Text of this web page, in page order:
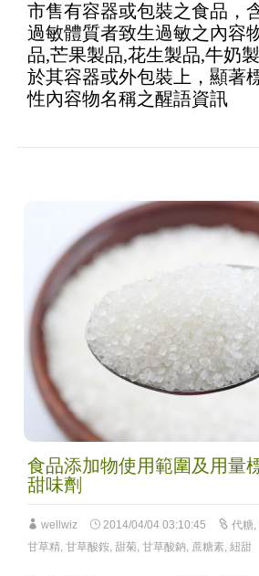
市售有容器或包裝之食品，
過敏體質者致生過敏之內容
品,芒果製品,花生製品,牛奶
於其容器或外包裝上，顯著
性內容物名稱之醒語資訊
食品添加物使用範圍及用量
甜味劑
wellwiz 2014/04/04 03:10:45 代糖,
甘草精, 甘草酸銨, 甜菊, 甘草酸鈉, 蔗糖素, 紐甜